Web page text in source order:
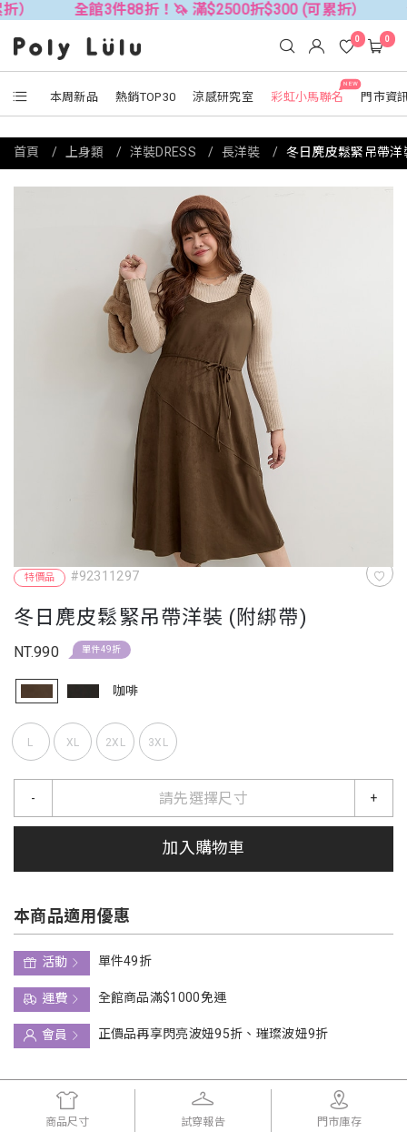
館3件88折！🦄 滿$2500折$300 (可累折） 全館3件88
本周新品 熱銷TOP30 涼感研究室
NEW
彩虹小馬聯名 門市資
0 0
特價品 #92311297
冬日麂皮鬆緊吊帶洋裝 (附綁帶)
NT.990 單件49折
咖啡
L XL 2XL 3XL
請先選擇尺寸
- +
加入購物車
本商品適用優惠
活動
單件49折
運費
全館商品滿$1000免運
會員
正價品再享閃亮波妞95折、璀璨波妞9折
商品尺寸 試穿報告 門市庫存
首頁 上身類 洋裝DRESS 長洋裝 冬日麂皮鬆緊吊帶